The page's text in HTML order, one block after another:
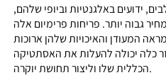
ידועים באלגנטיות וביופי שלהם,
גבוה יותר. פריחות פרימיום אלה
המעודן והאיכויות שלהן ארוכות
כלה יכולה להעלות את האסתטיקה
הכללית שלו וליצור תחושת יוקרה.